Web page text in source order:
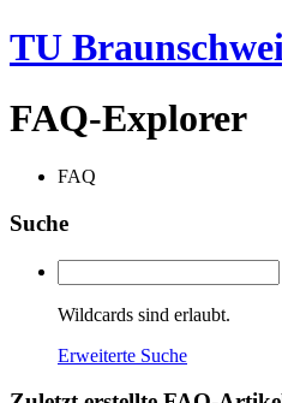
TU
FAQ-Explorer
FAQ
Suche
Wildcards sind erlaubt.
Erweiterte Suche